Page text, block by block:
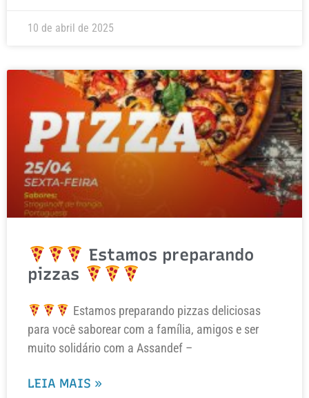
10 de abril de 2025
Estamos preparando
pizzas
Estamos preparando pizzas deliciosas
para você saborear com a família, amigos e ser
muito solidário com a Assandef –
LEIA MAIS »